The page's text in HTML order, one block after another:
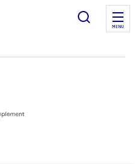
Ouvrir
MENU